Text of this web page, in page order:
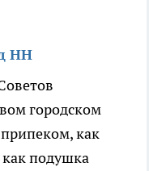
НН
городском
припеком, как
подушка